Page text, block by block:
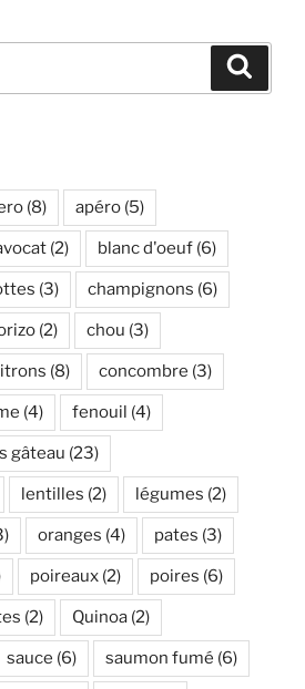
(8) apéro (5)
(2) blanc d'oeuf (6)
(3) champignons (6)
(2) chou (3)
(8) concombre (3)
(4) fenouil (4)
gâteau (23)
lentilles (2) légumes (2)
oranges (4) pates (3)
poireaux (2) poires (6)
(2) Quinoa (2)
sauce (6) saumon fumé (6)